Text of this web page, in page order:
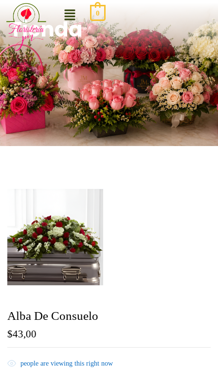
0
Tienda
Alba De Consuelo
$43,00
people are viewing this right now
Be the first to review “Alba de
Consuelo”
Tu dirección de correo electrónico no será publicada.
Los campos obligatorios están marcados con*
Your rating
este navegador para la próxima vez que comente.